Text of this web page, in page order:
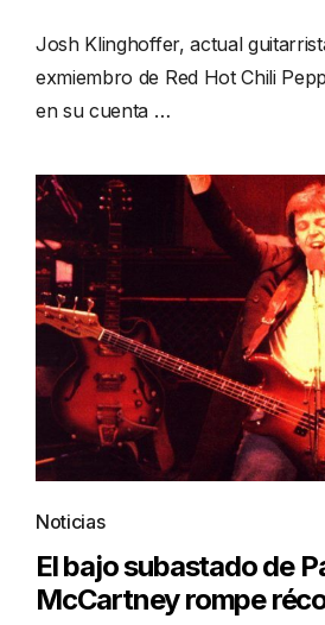
Josh Klinghoffer, actual
exmiembro de Red Hot Chili
en su cuenta …
Noticias
El bajo subastado de
McCartney rompe